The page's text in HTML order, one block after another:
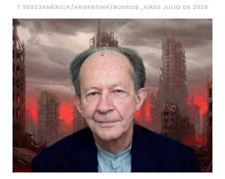
7 92023AMERICA/ARGENTINA/BUENOS_AIRES JULIO DE 2026